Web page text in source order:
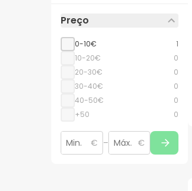
Preço
0-10€
1
10-20€
0
20-30€
0
30-40€
0
40-50€
0
+50
0
€ – €